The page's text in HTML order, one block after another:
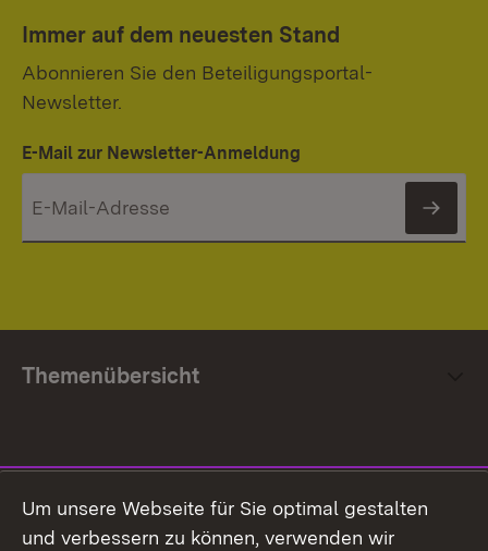
Immer auf dem neuesten Stand
Abonnieren Sie den Beteiligungsportal-
Newsletter.
E-Mail zur Newsletter-Anmeldung
Themenübersicht
Facebook
Um unsere Webseite für Sie optimal gestalten
und verbessern zu können, verwenden wir